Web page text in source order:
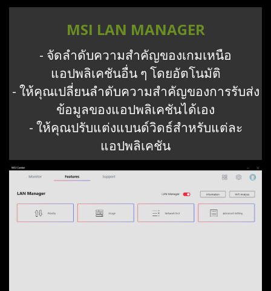
MSI LAN MANAGER
- จัดลำดับความสำคัญของเกมเหนือ
แอปพลิเคชันอื่น ๆ โดยอัตโนมัติ
- ให้คุณเปลี่ยนลำดับความสำคัญของการรับส่ง
ข้อมูลของแอปพลิเคชันได้เอง
- ให้คุณปรับแต่งแบนด์วิดธ์สำหรับแต่ละ
แอปพลิเคชัน